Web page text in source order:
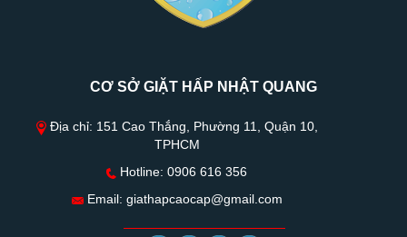
CƠ SỞ GIẶT HẤP NHẬT QUANG
Địa chỉ: 151 Cao Thắng, Phường 11, Quận 10,
TPHCM
Hotline: 0906 616 356
Email: giathapcaocap@gmail.com